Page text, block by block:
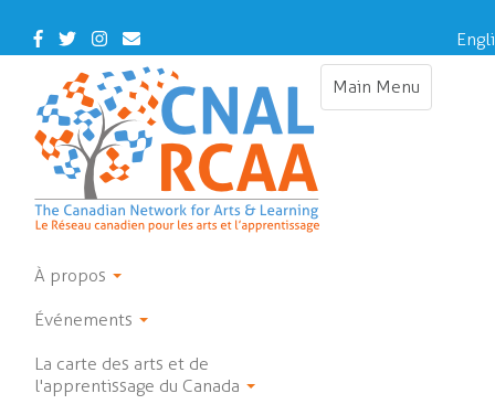
main
Facebook
TwitterInstagram
Contact
Us
Main Menu
Toggle
À propos
Événements
La carte des arts et de
l'apprentissage du Canada